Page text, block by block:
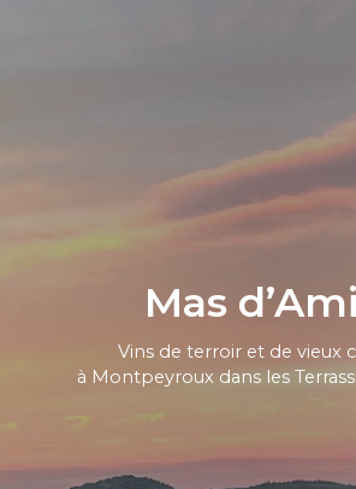
Mas
Vins de terroir et de vieux
à Montpeyroux dans les